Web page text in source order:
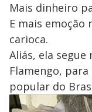
Mais dinheiro
E mais emoção
carioca.
Aliás, ela
Flamengo,
popular do